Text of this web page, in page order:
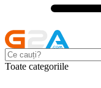
Toate categoriile